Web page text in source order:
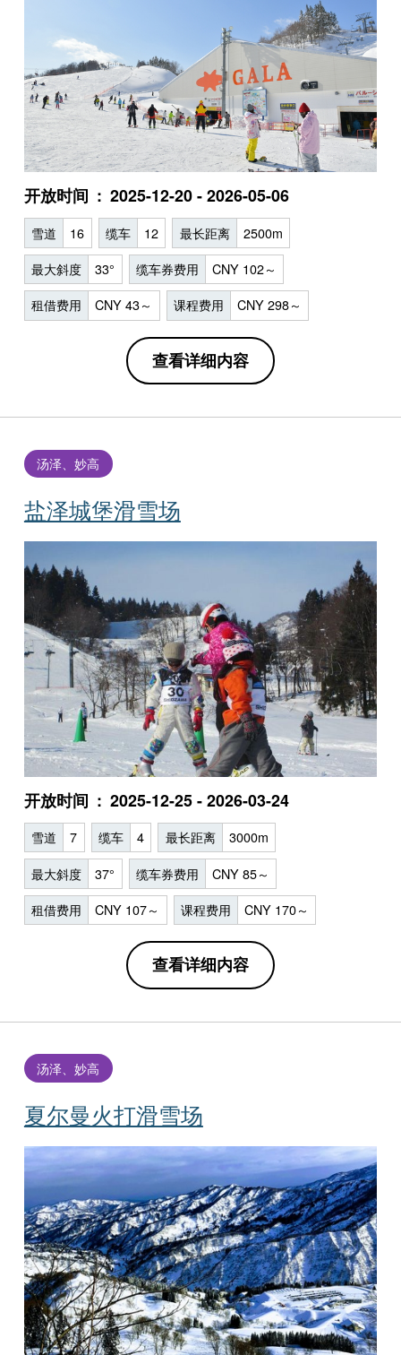
开放时间 2025-12-20 - 2026-05-06
雪道 16 缆车 12 最长距离 2500m
最大斜度 33° 缆车券费用 CNY 102～
租借费用 CNY 43～ 课程费用 CNY 298～
查看详细内容
盐泽城堡滑雪场
汤泽、妙高
开放时间 2025-12-25 - 2026-03-24
雪道 7 缆车 4 最长距离 3000m
最大斜度 37° 缆车券费用 CNY 85～
租借费用 CNY 107～ 课程费用 CNY 170～
查看详细内容
夏尔曼火打滑雪场
汤泽、妙高